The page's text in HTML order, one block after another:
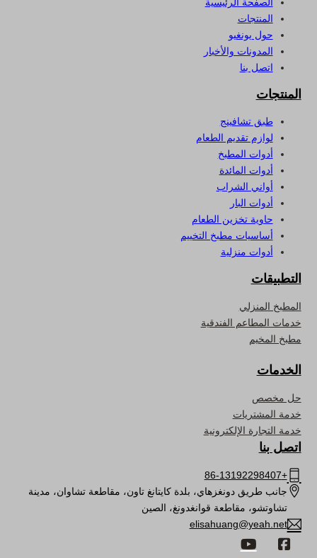
المنتجات
حول يونغيو
المدونات والأخبار
اتصل بنا
المنتجات
طبق تشافينج
لوازم تقديم الطعام
أدوات المطبخ
أدوات المائدة
أواني الشراب
أدوات البار
حاوية تخزين الطعام
أساسيات مطبخ التخييم
أدوات منزلية
التطبيقات
المطبخ المنزلي
خدمات المطاعم الفندقية
مطبخ المخيم
الخدمات
حل مخصص
خدمة المشتريات
خدمة التجارة الإلكترونية
اتصل بنا
+86-13192298407
جانب طريق دونغزهاي، بلدة كايتانغ تاون، مقاطعة تشاوان، مدينة
تشاوتشو، مقاطعة قوانغدونغ، الصين
elisahuang@yeah.net